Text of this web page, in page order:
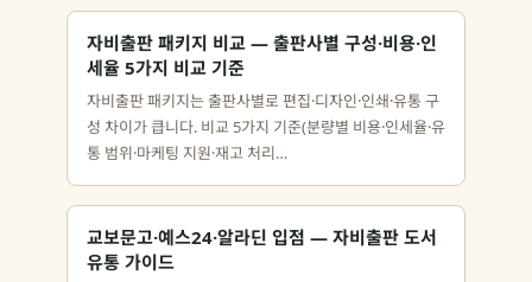
자비출판 패키지 비교 — 출판사별 구성·비용·인
세율 5가지 비교 기준
자비출판 패키지는 출판사별로 편집·디자인·인쇄·유통 구
성 차이가 큽니다. 비교 5가지 기준(분량별 비용·인세율·유
통 범위·마케팅 지원·재고 처리…
교보문고·예스24·알라딘 입점 — 자비출판 도서
유통 가이드